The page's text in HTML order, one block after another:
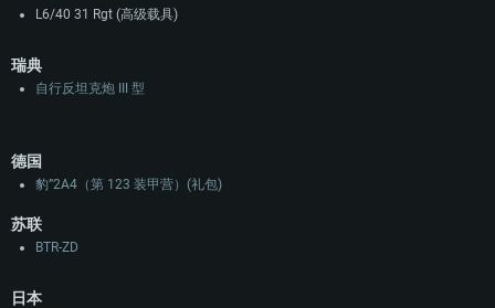
L6/40 31 Rgt (高级载具)
瑞典
自行反坦克炮 III 型
德国
豹”2A4（第 123 装甲营）(礼包)
苏联
BTR-ZD
日本